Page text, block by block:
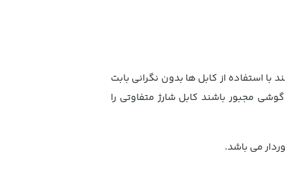
استفاده از کابل ها بدون نگرانی بابت
مجبور باشند کابل شارژ متفاوتی را